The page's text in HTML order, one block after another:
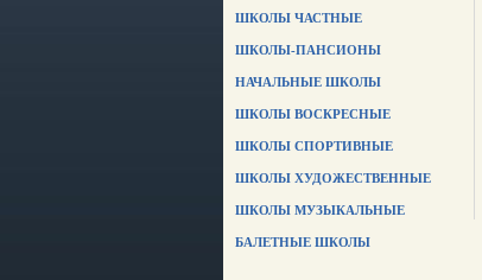
ШКОЛЫ ЧАСТНЫЕ
ШКОЛЫ-ПАНСИОНЫ
НАЧАЛЬНЫЕ ШКОЛЫ
ШКОЛЫ ВОСКРЕСНЫЕ
ШКОЛЫ СПОРТИВНЫЕ
ШКОЛЫ ХУДОЖЕСТВЕННЫЕ
ШКОЛЫ МУЗЫКАЛЬНЫЕ
БАЛЕТНЫЕ ШКОЛЫ